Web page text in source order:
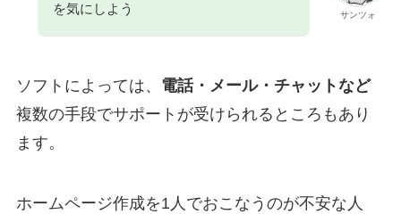
サンツォ
を気にしよう
ソフトによっては、 電話・メール・チャットなど
複数の手段でサポートが受けられるところもあり
ます。
ホームページ作成を1人でおこなうのが不安な人